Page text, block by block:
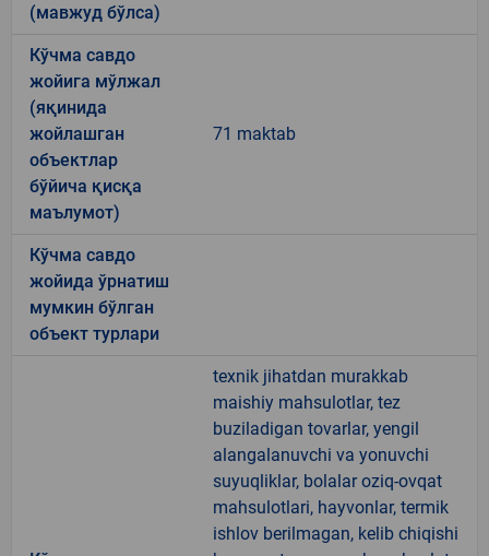
(мавжуд бўлса)
Кўчма савдо
жойига мўлжал
(яқинида
жойлашган
объектлар
бўйича қисқа
маълумот)
71 maktab
Кўчма савдо
жойида ўрнатиш
мумкин бўлган
объект турлари
texnik jihatdan murakkab
maishiy mahsulotlar, tez
buziladigan tovarlar, yengil
alangalanuvchi va yonuvchi
suyuqliklar, bolalar oziq-ovqat
mahsulotlari, hayvonlar, termik
ishlov berilmagan, kelib chiqishi